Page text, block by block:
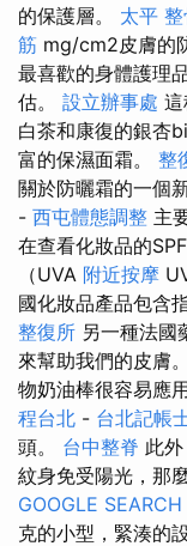
的保護層。 太平 整
筋 mg/cm2皮膚的
最喜歡的身體護理
估。 設立辦事處
白茶和康復的銀杏
富的保濕面霜。 整
關於防曬霜的一個
- 西屯體態調整 主
在查看化妝品的
（UVA 附近按摩
國化妝品產品包含
整復所 另一種法國
來幫助我們的皮膚。
物奶油棒很容易應
程台北 - 台北記帳
頭。 台中整脊 此
紋身免受陽光，那
GOOGLE
克的小型，緊湊的